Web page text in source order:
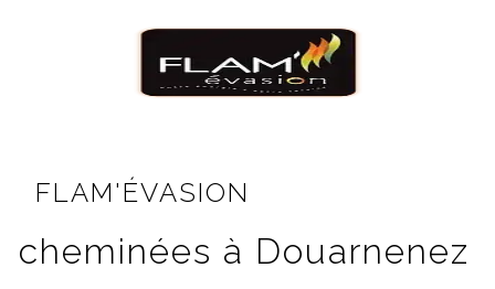
FLAM'ÉVASION
cheminées à Douarnenez